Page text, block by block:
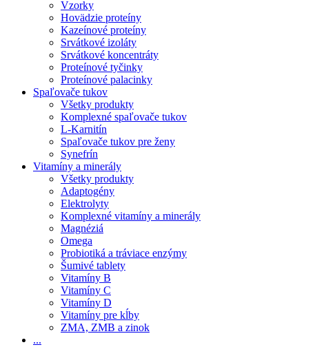
Vzorky
Hovädzie proteíny
Kazeínové proteíny
Srvátkové izoláty
Srvátkové koncentráty
Proteínové tyčinky
Proteínové palacinky
Spaľovače tukov
Všetky produkty
Komplexné spaľovače tukov
L-Karnitín
Spaľovače tukov pre ženy
Synefrín
Vitamíny a minerály
Všetky produkty
Adaptogény
Elektrolyty
Komplexné vitamíny a minerály
Magnéziá
Omega
Probiotiká a tráviace enzýmy
Šumivé tablety
Vitamíny B
Vitamíny C
Vitamíny D
Vitamíny pre kĺby
ZMA, ZMB a zinok
...